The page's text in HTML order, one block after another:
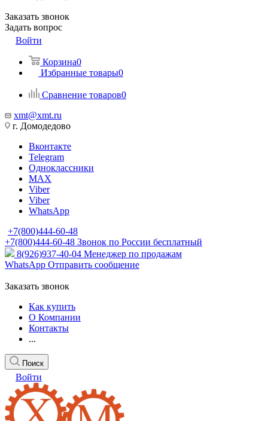
Заказать звонок
Задать вопрос
Войти
Корзина0
Избранные товары0
Сравнение товаров0
xmt@xmt.ru
г. Домодедово
Вконтакте
Telegram
Одноклассники
MAX
Viber
Viber
WhatsApp
+7(800)444-60-48
+7(800)444-60-48 Звонок по России бесплатный
8(926)937-40-04 Менеджер по продажам
WhatsApp Отправить сообщение
Заказать звонок
Как купить
О Компании
Контакты
...
Поиск
Войти